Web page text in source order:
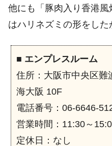
他にも「豚肉入り香港
はハリネズミの形をした
■ エンプレスルーム
住所：大阪市中央区難
海大阪 10F
電話番号：06-6646-
営業時間：11:30～
定休日：なし